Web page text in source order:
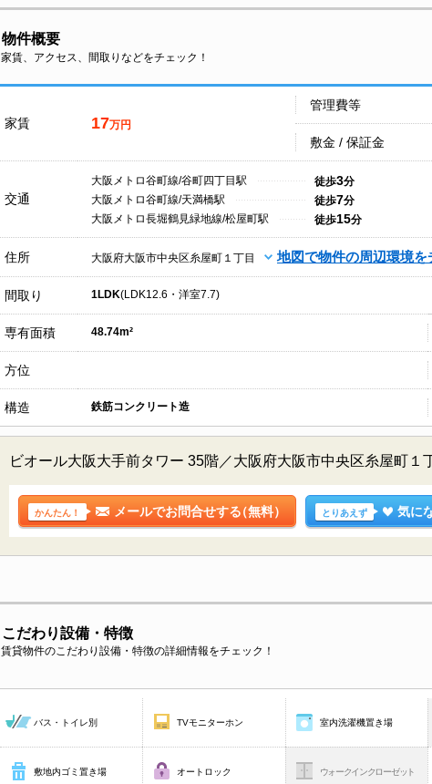
物件概要
家賃、アクセス、間取りなどをチェック！
家賃 17万円
管理費等
敷金 / 保証金
交通
大阪メトロ谷町線/谷町四丁目駅 徒歩3分
大阪メトロ谷町線/天満橋駅
徒歩7分
大阪メトロ長堀鶴見緑地線/松屋町駅
徒歩15分
住所 大阪府大阪市中央区糸屋町１丁目 地図で物件の周辺環境を
間取り 1LDK(LDK12.6・洋室7.7)
専有面積 48.74m²
方位
構造 鉄筋コンクリート造
ビオール大阪大手前タワー 35階／大阪府大阪市中央区糸屋町
かんたん！ メールでお問合せする（無料） とりあえず 気に
こだわり設備・特徴
賃貸物件のこだわり設備・特徴の詳細情報をチェック！
バス・トイレ別 TVモニターホン 室内洗濯機置き場
敷地内ゴミ置き場 オートロック ウォークインクローゼット